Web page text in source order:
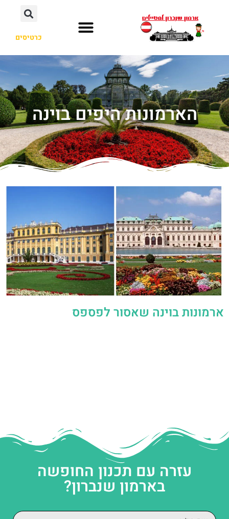
כרטיסים
הארמונות היפים בוינה
ארמונות בוינה שאסור לפספס
עזרה עם תכנון החופשה
בארמון שנברון?